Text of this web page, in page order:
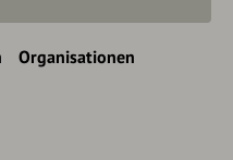
Organisationen